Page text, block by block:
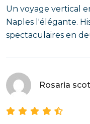
Un voyage vertical
Naples l'élégante.
spectaculaires en
Rosaria